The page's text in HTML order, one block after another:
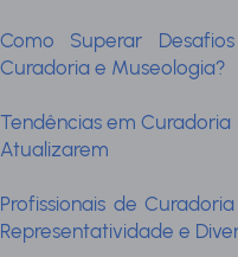
Como Superar
Curadoria e Museologia?
Tendências em Curadoria
Atualizarem
Profissionais de
Representatividade e